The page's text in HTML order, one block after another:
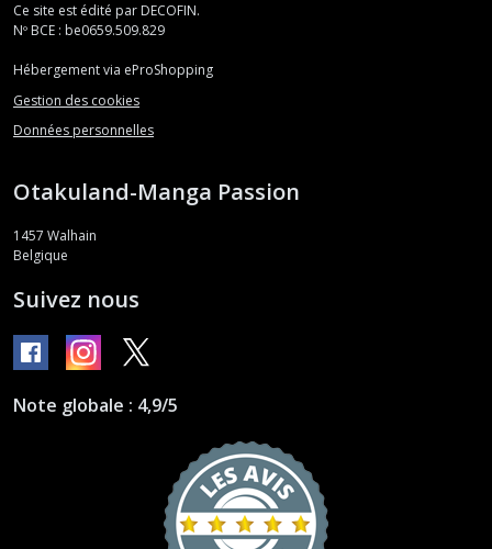
Ce site est édité par DECOFIN.
Nº BCE : be0659.509.829
Hébergement via eProShopping
Gestion des cookies
Données personnelles
Otakuland-Manga Passion
1457 Walhain
Belgique
Suivez nous
Note globale : 4,9/5